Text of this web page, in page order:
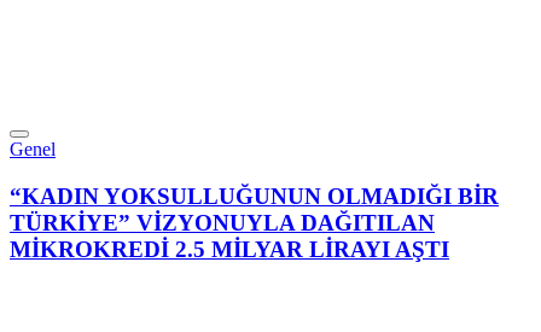
Genel
“KADIN YOKSULLUĞUNUN OLMADIĞI BİR
TÜRKİYE” VİZYONUYLA DAĞITILAN
MİKROKREDİ 2.5 MİLYAR LİRAYI AŞTI